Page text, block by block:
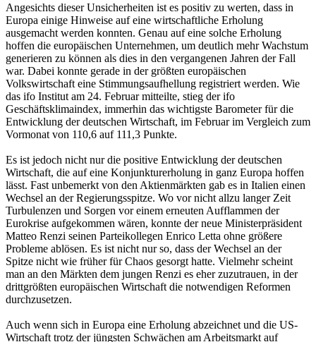
Angesichts dieser Unsicherheiten ist es positiv zu werten, dass in
Europa einige Hinweise auf eine wirtschaftliche Erholung
ausgemacht werden konnten. Genau auf eine solche Erholung
hoffen die europäischen Unternehmen, um deutlich mehr Wachstum
generieren zu können als dies in den vergangenen Jahren der Fall
war. Dabei konnte gerade in der größten europäischen
Volkswirtschaft eine Stimmungsaufhellung registriert werden. Wie
das ifo Institut am 24. Februar mitteilte, stieg der ifo
Geschäftsklimaindex, immerhin das wichtigste Barometer für die
Entwicklung der deutschen Wirtschaft, im Februar im Vergleich zum
Vormonat von 110,6 auf 111,3 Punkte.
Es ist jedoch nicht nur die positive Entwicklung der deutschen
Wirtschaft, die auf eine Konjunkturerholung in ganz Europa hoffen
lässt. Fast unbemerkt von den Aktienmärkten gab es in Italien einen
Wechsel an der Regierungsspitze. Wo vor nicht allzu langer Zeit
Turbulenzen und Sorgen vor einem erneuten Aufflammen der
Eurokrise aufgekommen wären, konnte der neue Ministerpräsident
Matteo Renzi seinen Parteikollegen Enrico Letta ohne größere
Probleme ablösen. Es ist nicht nur so, dass der Wechsel an der
Spitze nicht wie früher für Chaos gesorgt hatte. Vielmehr scheint
man an den Märkten dem jungen Renzi es eher zuzutrauen, in der
drittgrößten europäischen Wirtschaft die notwendigen Reformen
durchzusetzen.
Auch wenn sich in Europa eine Erholung abzeichnet und die US-
Wirtschaft trotz der jüngsten Schwächen am Arbeitsmarkt auf